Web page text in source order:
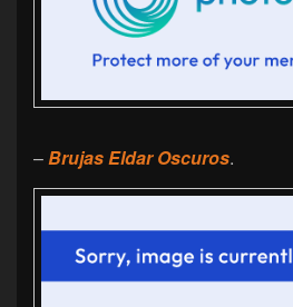
–Brujas Eldar Oscuros.